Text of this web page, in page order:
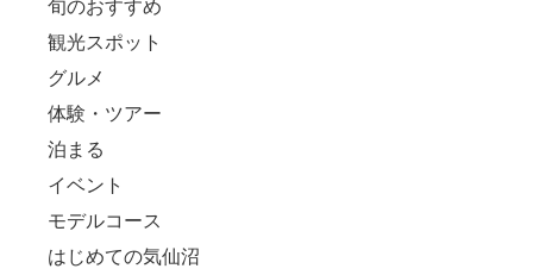
旬のおすすめ
観光スポット
グルメ
体験・ツアー
泊まる
イベント
モデルコース
はじめての気仙沼